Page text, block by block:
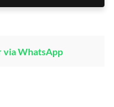
via WhatsApp